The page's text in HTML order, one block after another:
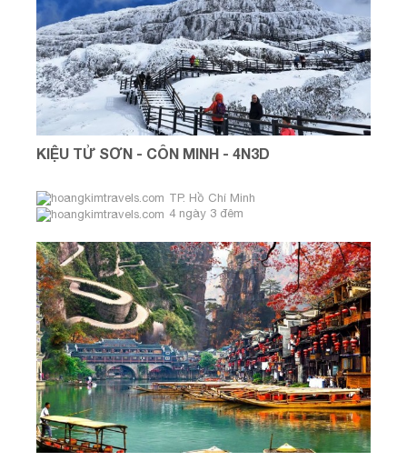
KIỆU TỬ SƠN - CÔN MINH - 4N3D
TP. Hồ Chí Minh
4 ngày 3 đêm